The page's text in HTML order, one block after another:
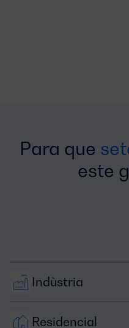
Para que
este
Indùstria
Residencial